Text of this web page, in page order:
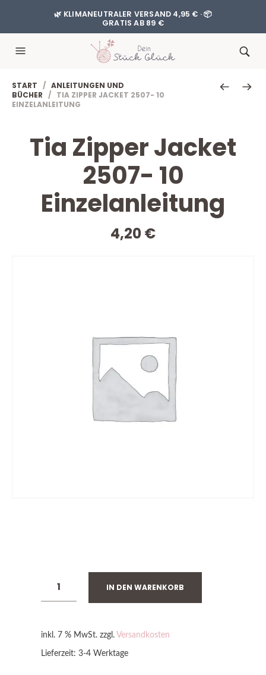
🌿 KLIMANEUTRALER VERSAND 4,95 € · 📦
GRATIS AB 89 €
START / ANLEITUNGEN UND
BÜCHER / TIA ZIPPER JACKET 2507- 10
EINZELANLEITUNG
Tia Zipper Jacket
2507- 10
Einzelanleitung
4,20€
IN DEN WARENKORB
inkl. 7 % MwSt. zzgl. Versandkosten
Lieferzeit: 3-4 Werktage